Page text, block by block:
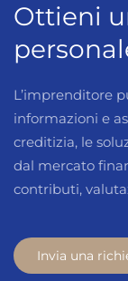
Ottieni
L’imprenditore
informazioni e
creditizia, le
dal mercato
contributi,
Invia una